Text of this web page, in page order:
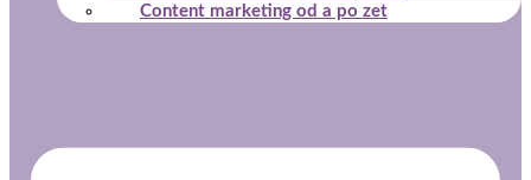
Content marketing od a po zet